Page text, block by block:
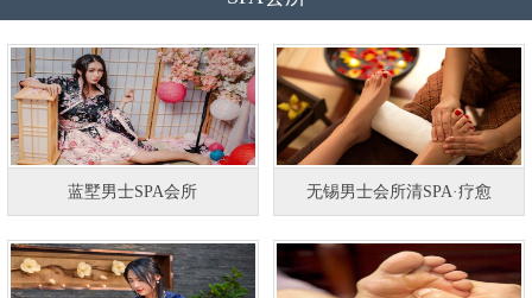
蓝墅男士SPA会所 无锡男士会所清SPA·疗愈